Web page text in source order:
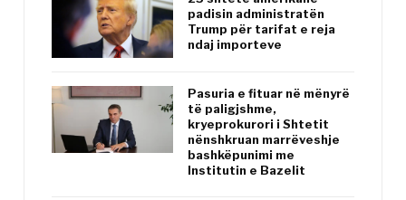
padisin administratën
Trump për tarifat e reja
ndaj importeve
Pasuria e fituar në mënyrë
të paligjshme,
kryeprokurori i Shtetit
nënshkruan marrëveshje
bashkëpunimi me
Institutin e Bazelit